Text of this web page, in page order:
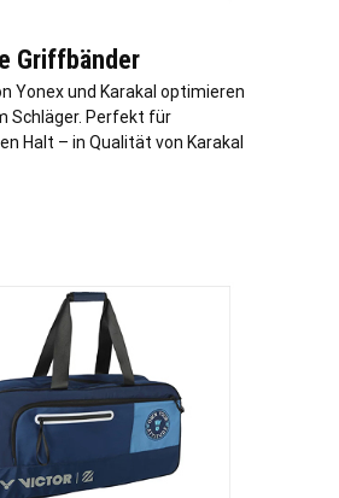
Griffbänder
Yonex und Karakal optimieren
Schläger. Perfekt für
Halt – in Qualität von Karakal